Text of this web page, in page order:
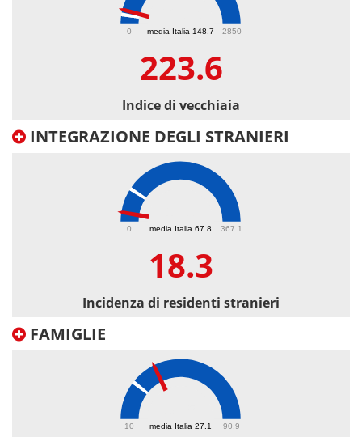
media Italia 148.7
0 2850
223.6
Indice di vecchiaia
INTEGRAZIONE DEGLI STRANIERI
media Italia 67.8
0 367.1
18.3
Incidenza di residenti stranieri
FAMIGLIE
media Italia 27.1
10 90.9